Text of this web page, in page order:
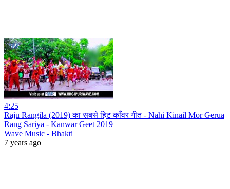
4:25
Raju Rangila (2019) का सबसे हिट काँवर गीत - Nahi Kinail Mor Gerua
Rang Sariya - Kanwar Geet 2019
Wave Music - Bhakti
7 years ago